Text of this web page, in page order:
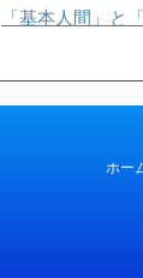
「基本人間」と
ホー